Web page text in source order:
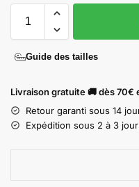
Guide des tailles
Livraison gratuite 🚚 dès 70€
Retour garanti sous 14
Expédition sous 2 à 3